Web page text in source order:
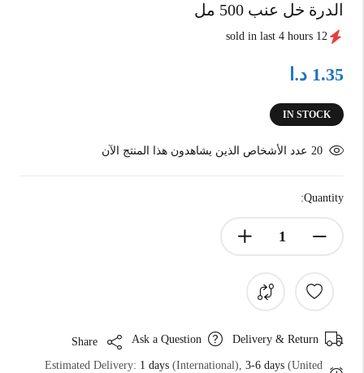
الدرة خل عنب 500 مل
12 sold in last 4 hours
1.35 د.ا
IN STOCK
20 عدد الأشخاص الذين يشاهدون هذا المنتج الآن
Quantity:
Delivery & Return
Ask a Question
Estimated Delivery: 1 days (International), 3-6 days (United